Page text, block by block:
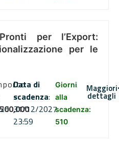
per l’Export:
per le
Data di
scadenza:
31/12/2027
23:59
Giorni
alla
scadenza:
510
Maggiori
dettagli